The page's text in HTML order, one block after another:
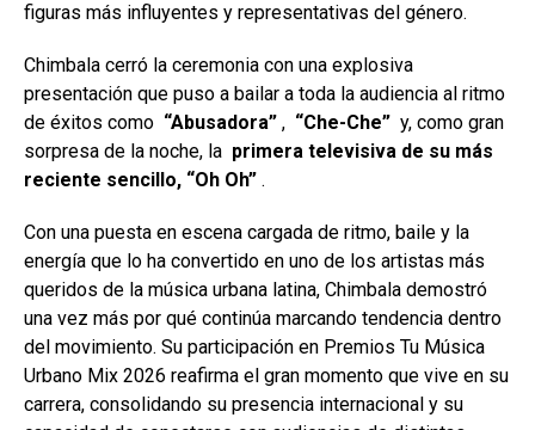
figuras más influyentes y representativas del género.
Chimbala cerró la ceremonia con una explosiva
presentación que puso a bailar a toda la audiencia al ritmo
de éxitos como “Abusadora” , “Che-Che” y, como gran
sorpresa de la noche, la primera televisiva de su más
reciente sencillo, “Oh Oh” .
Con una puesta en escena cargada de ritmo, baile y la
energía que lo ha convertido en uno de los artistas más
queridos de la música urbana latina, Chimbala demostró
una vez más por qué continúa marcando tendencia dentro
del movimiento. Su participación en Premios Tu Música
Urbano Mix 2026 reafirma el gran momento que vive en su
carrera, consolidando su presencia internacional y su